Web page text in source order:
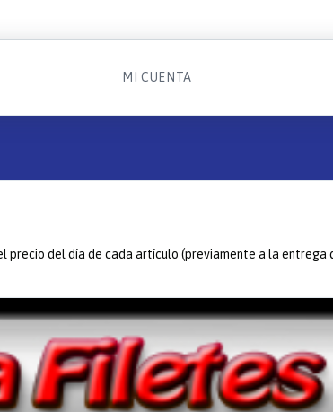
MI CUENTA
precio del día de cada artículo (previamente a la entrega